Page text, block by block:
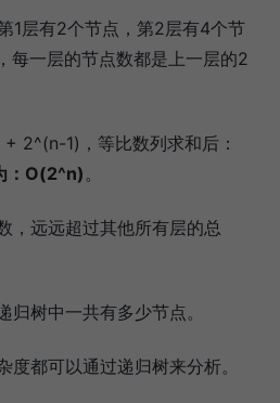
1层有2个节点，第2层有4个节
每一层的节点数都是上一层的2
2^(n-1)，等比数列求和后：
：O(2^n)。
，远远超过其他所有层的总
归树中一共有多少节点。
度都可以通过递归树来分析。